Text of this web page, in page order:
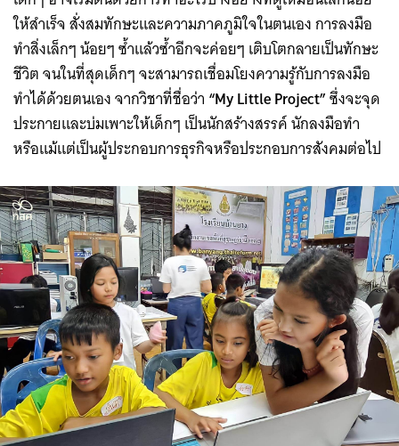
ให้สำเร็จ สั่งสมทักษะและความภาคภูมิใจในตนเอง การลงมือ
ทำสิ่งเล็กๆ น้อยๆ ซ้ำแล้วซ้ำอีกจะค่อยๆ เติบโตกลายเป็นทักษะ
ชีวิต จนในที่สุดเด็กๆ จะสามารถเชื่อมโยงความรู้กับการลงมือ
ทำได้ด้วยตนเอง จากวิชาที่ชื่อว่า “My Little Project”ซึ่งจะจุด
ประกายและบ่มเพาะให้เด็กๆ เป็นนักสร้างสรรค์ นักลงมือทำ
หรือแม้แต่เป็นผู้ประกอบการธุรกิจหรือประกอบการสังคมต่อไป